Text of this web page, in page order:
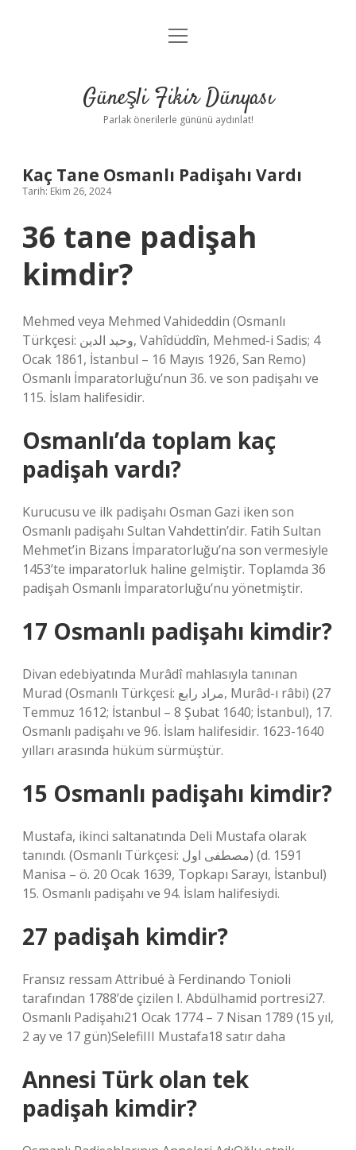
Anasayfa
Yasal Uyarı
menüyü
Güneşli Fikir Dünyası
Parlak önerilerle gününü aydınlat!
Kaç Tane Osmanlı Padişahı Vardı
Tarih: Ekim 26, 2024
36 tane padişah
kimdir?
Mehmed veya Mehmed Vahideddin (Osmanlı
Türkçesi: وحيد الدين, Vahîdüddîn, Mehmed-i Sadis; 4
Ocak 1861, İstanbul – 16 Mayıs 1926, San Remo)
Osmanlı İmparatorluğu’nun 36. ve son padişahı ve
115. İslam halifesidir.
Osmanlı’da toplam kaç
padişah vardı?
Kurucusu ve ilk padişahı Osman Gazi iken son
Osmanlı padişahı Sultan Vahdettin’dir. Fatih Sultan
Mehmet’in Bizans İmparatorluğu’na son vermesiyle
1453’te imparatorluk haline gelmiştir. Toplamda 36
padişah Osmanlı İmparatorluğu’nu yönetmiştir.
17 Osmanlı padişahı kimdir?
Divan edebiyatında Murâdî mahlasıyla tanınan
Murad (Osmanlı Türkçesi: مراد رابع, Murâd-ı râbi) (27
Temmuz 1612; İstanbul – 8 Şubat 1640; İstanbul), 17.
Osmanlı padişahı ve 96. İslam halifesidir. 1623-1640
yılları arasında hüküm sürmüştür.
15 Osmanlı padişahı kimdir?
Mustafa, ikinci saltanatında Deli Mustafa olarak
tanındı. (Osmanlı Türkçesi: مصطفى اول‎) (d. 1591
Manisa – ö. 20 Ocak 1639, Topkapı Sarayı, İstanbul)
15. Osmanlı padişahı ve 94. İslam halifesiydi.
27 padişah kimdir?
Fransız ressam Attribué à Ferdinando Tonioli
tarafından 1788’de çizilen I. Abdülhamid portresi27.
Osmanlı Padişahı21 Ocak 1774 – 7 Nisan 1789 (15 yıl,
2 ay ve 17 gün)SelefiIII Mustafa18 satır daha
Annesi Türk olan tek
padişah kimdir?